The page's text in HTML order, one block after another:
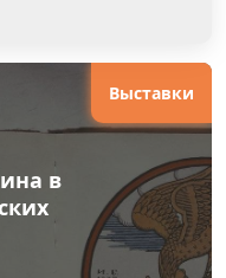
Выставки
в